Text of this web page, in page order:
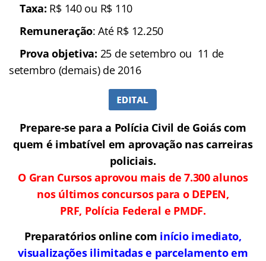
Taxa: R$ 140 ou R$ 110
Remuneração: Até R$ 12.250
Prova objetiva: 25 de setembro ou 11 de
setembro (demais) de 2016
Prepare-se para a Polícia Civil de Goiás com
quem é imbatível em aprovação nas carreiras
policiais.
O Gran Cursos aprovou mais de 7.300 alunos
nos últimos concursos para o DEPEN,
PRF, Polícia Federal e PMDF.
Preparatórios online com início imediato,
visualizações ilimitadas e parcelamento em